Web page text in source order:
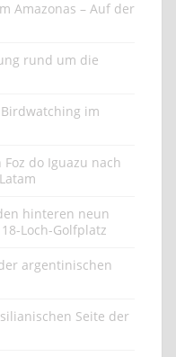
Amazonas – Auf der
rund um die
im
do Iguazu nach
hinteren neun
Loch-Golfplatz
argentinischen
Seite der